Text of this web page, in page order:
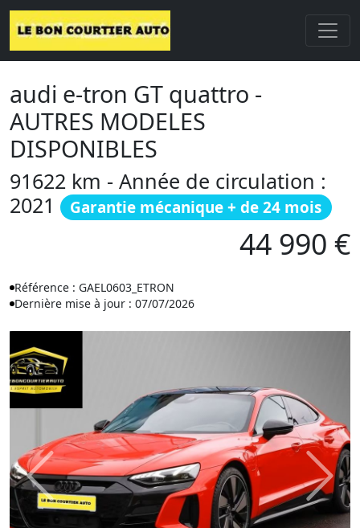
audi e-tron GT quattro -
AUTRES MODELES
DISPONIBLES
91622 km - Année de circulation :
2021
Garantie mécanique + de 24 mois
44 990 €
Référence : GAEL0603_ETRON
Dernière mise à jour : 07/07/2026
Previous Next